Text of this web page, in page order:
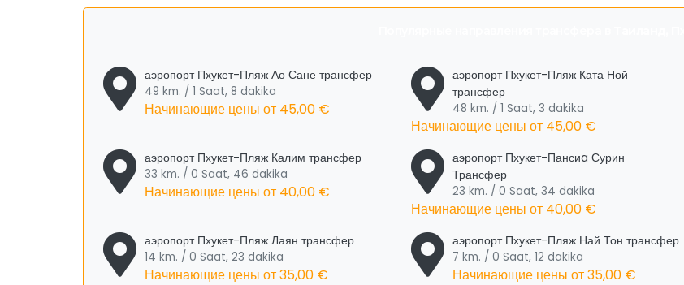
аэропорт Пхукет-Пляж Ао Сане трансфер
49 km. / 1 Saat, 8 dakika
Начинающие цены от 45,00 €
аэропорт Пхукет-Пляж Ката Ной
трансфер
48 km. / 1 Saat, 3 dakika
Начинающие цены от 45,00 €
аэропорт Пхукет-Пляж Калим трансфер
33 km. / 0 Saat, 46 dakika
Начинающие цены от 40,00 €
аэропорт Пхукет-Пансиa Сурин
Трансфер
23 km. / 0 Saat, 34 dakika
Начинающие цены от 40,00 €
аэропорт Пхукет-Пляж Лаян трансфер
14 km. / 0 Saat, 23 dakika
Начинающие цены от35,00 €
аэропорт Пхукет-Пляж Най Тон трансфер
7 km. / 0 Saat, 12 dakika
Начинающие цены от35,00 €